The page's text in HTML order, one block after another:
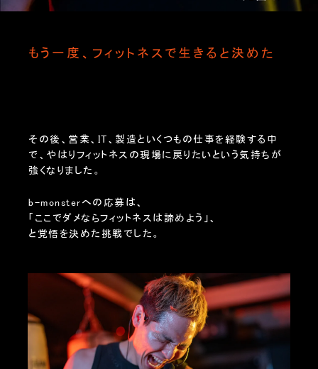
もう一度、フィットネスで生きると決めた
その後、営業、IT、製造といくつもの仕事を経験する中
で、やはりフィットネスの現場に戻りたいという気持ちが
強くなりました。
b-monsterへの応募は、
「ここでダメならフィットネスは諦めよう」、
と覚悟を決めた挑戦でした。